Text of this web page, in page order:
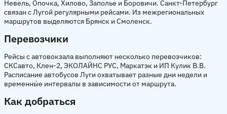
Невель, Опочка, Хилово, Заполье и Боровичи. Санкт-Петербург
связан с Лугой регулярными рейсами. Из межрегиональных
маршрутов выделяются Брянск и Смоленск.
Перевозчики
Рейсы с автовокзала выполняют несколько перевозчиков:
СКСавто, Клен-2, ЭКОЛАЙНС РУС, Маркатэк и ИП Кулик В.В.
Расписание автобусов Луги охватывает разные дни недели и
временны́е интервалы в зависимости от маршрута.
Как добраться